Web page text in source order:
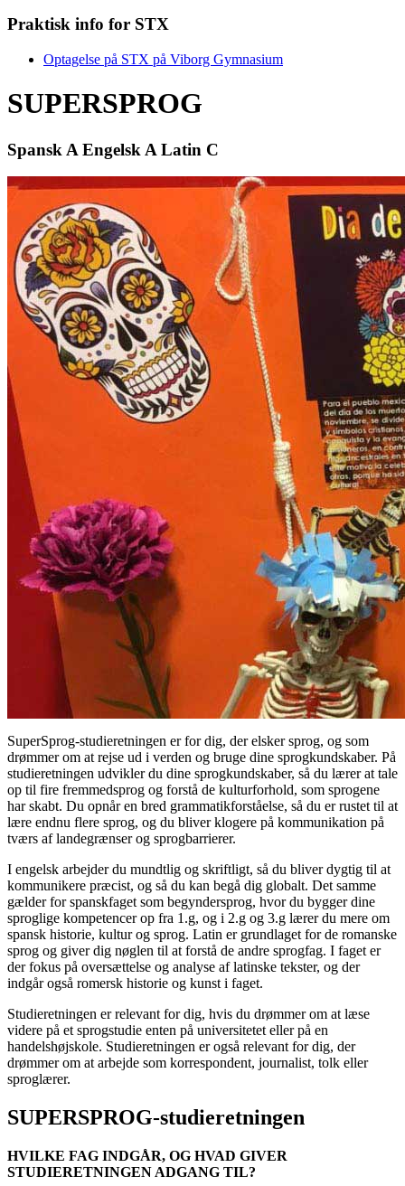
Praktisk info for STX
Optagelse på STX på Viborg Gymnasium
SUPERSPROG
Spansk A Engelsk A Latin C
SuperSprog-studieretningen er for dig, der elsker sprog, og som
drømmer om at rejse ud i verden og bruge dine sprogkundskaber. På
studieretningen udvikler du dine sprogkundskaber, så du lærer at tale
op til fire fremmedsprog og forstå de kulturforhold, som sprogene
har skabt. Du opnår en bred grammatikforståelse, så du er rustet til at
lære endnu flere sprog, og du bliver klogere på kommunikation på
tværs af landegrænser og sprogbarrierer.
I engelsk arbejder du mundtlig og skriftligt, så du bliver dygtig til at
kommunikere præcist, og så du kan begå dig globalt. Det samme
gælder for spanskfaget som begyndersprog, hvor du bygger dine
sproglige kompetencer op fra 1.g, og i 2.g og 3.g lærer du mere om
spansk historie, kultur og sprog. Latin er grundlaget for de romanske
sprog og giver dig nøglen til at forstå de andre sprogfag. I faget er
der fokus på oversættelse og analyse af latinske tekster, og der
indgår også romersk historie og kunst i faget.
Studieretningen er relevant for dig, hvis du drømmer om at læse
videre på et sprogstudie enten på universitetet eller på en
handelshøjskole. Studieretningen er også relevant for dig, der
drømmer om at arbejde som korrespondent, journalist, tolk eller
sproglærer.
SUPERSPROG-studieretningen
HVILKE FAG INDGÅR, OG HVAD GIVER
STUDIERETNINGEN ADGANG TIL?